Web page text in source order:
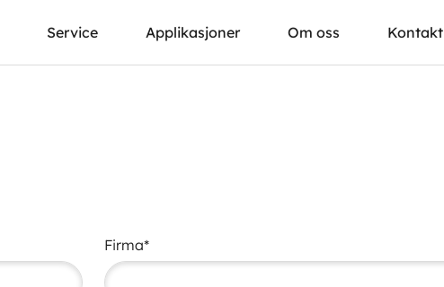
Service Applikasjoner Om oss Kontakt
Firma*